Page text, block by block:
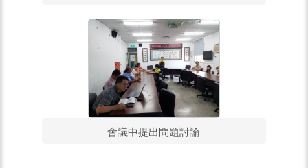
會議中提出問題討論